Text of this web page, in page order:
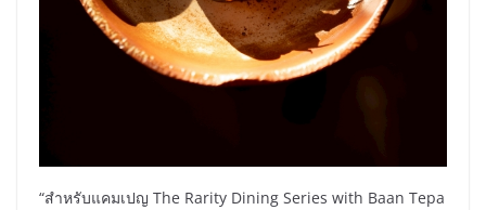
“สำหรับแคมเปญ The Rarity Dining Series with Baan Tepa